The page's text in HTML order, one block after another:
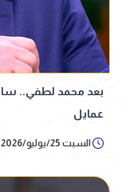
بعد محمد لطفي..
عمايل
السبت 25/يوليو/2026 - 12:02 ص